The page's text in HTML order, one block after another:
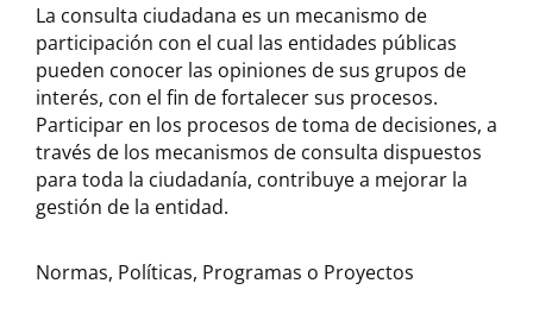
La consulta ciudadana es un mecanismo de
participación con el cual las entidades públicas
pueden conocer las opiniones de sus grupos de
interés, con el fin de fortalecer sus procesos.
Participar en los procesos de toma de decisiones, a
través de los mecanismos de consulta dispuestos
para toda la ciudadanía, contribuye a mejorar la
gestión de la entidad.
Normas, Políticas, Programas o Proyectos